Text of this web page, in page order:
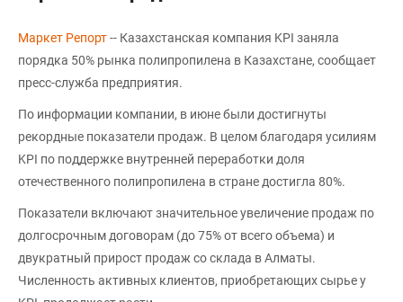
Маркет Репорт-- Казахстанская компания KPI заняла
порядка 50% рынка полипропилена в Казахстане, сообщает
пресс-служба предприятия.
По информации компании, в июне были достигнуты
рекордные показатели продаж. В целом благодаря усилиям
KPI по поддержке внутренней переработки доля
отечественного полипропилена в стране достигла 80%.
Показатели включают значительное увеличение продаж по
долгосрочным договорам (до 75% от всего объема) и
двукратный прирост продаж со склада в Алматы.
Численность активных клиентов, приобретающих сырье у